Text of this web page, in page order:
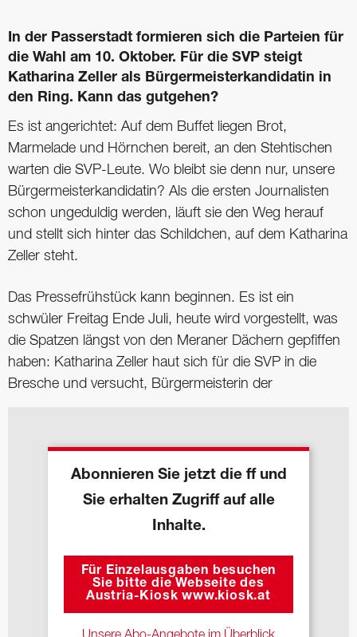
In der Passerstadt formieren sich die Parteien für
die Wahl am 10. Oktober. Für die SVP steigt
Katharina Zeller als Bürgermeisterkandidatin in
den Ring. Kann das gutgehen?
Es ist angerichtet: Auf dem Buffet liegen Brot,
Marmelade und Hörnchen bereit, an den Stehtischen
warten die SVP-Leute. Wo bleibt sie denn nur, unsere
Bürgermeisterkandidatin? Als die ersten Journalisten
schon ungeduldig werden, läuft sie den Weg herauf
und stellt sich hinter das Schildchen, auf dem Katharina
Zeller steht.
Das Pressefrühstück kann beginnen. Es ist ein
schwüler Freitag Ende Juli, heute wird vorgestellt, was
die Spatzen längst von den Meraner Dächern gepfiffen
haben: Katharina Zeller haut sich für die SVP in die
Bresche und versucht, Bürgermeisterin der
Abonnieren Sie jetzt die ff und
Sie erhalten Zugriff auf alle
Inhalte.
Für Einzelausgaben besuchen
Sie bitte die Webseite des
Austria-Kiosk www.kiosk.at